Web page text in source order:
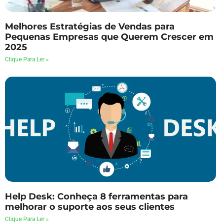
Melhores Estratégias de Vendas para
Pequenas Empresas que Querem Crescer em
2025
Clique Para Ler »
Help Desk: Conheça 8 ferramentas para
melhorar o suporte aos seus clientes
Clique Para Ler »